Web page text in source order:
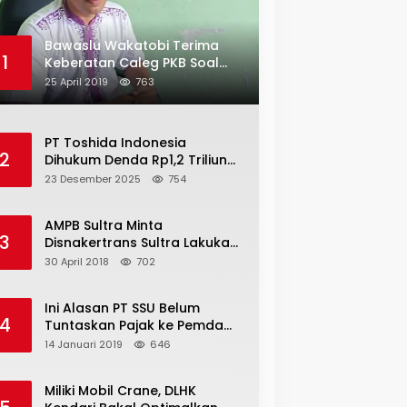
1
Bawaslu Wakatobi Terima
Keberatan Caleg PKB Soal
Penggelembungan Suara
25 April 2019 763
2
PT Toshida Indonesia
Dihukum Denda Rp1,2 Triliun
atas Aktivitas Tambang
23 Desember 2025 754
3
AMPB Sultra Minta
Disnakertrans Sultra Lakukan
Sweeping TKA
30 April 2018 702
4
Ini Alasan PT SSU Belum
Tuntaskan Pajak ke Pemda
Bombana Sebesar Rp8 Miliar
14 Januari 2019 646
Miliki Mobil Crane, DLHK